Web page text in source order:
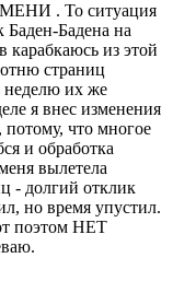
. То ситуация
Баден-Бадена на
карабкаюсь из этой
страниц
неделю их же
я внес изменения
потому, что многое
и обработка
вылетела
- долгий отклик
но время упустил.
поэтом НЕТ